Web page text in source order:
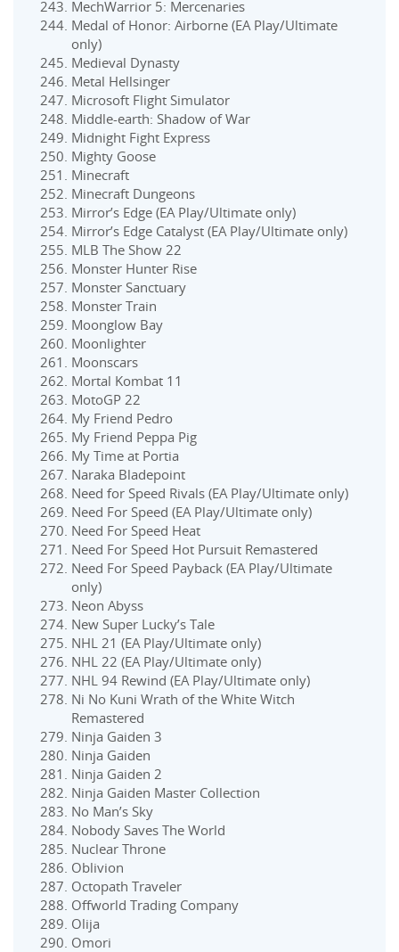
MechWarrior 5: Mercenaries
Medal of Honor: Airborne (EA Play/Ultimate
only)
Medieval Dynasty
Metal Hellsinger
Microsoft Flight Simulator
Middle-earth: Shadow of War
Midnight Fight Express
Mighty Goose
Minecraft
Minecraft Dungeons
Mirror’s Edge (EA Play/Ultimate only)
Mirror’s Edge Catalyst (EA Play/Ultimate only)
MLB The Show 22
Monster Hunter Rise
Monster Sanctuary
Monster Train
Moonglow Bay
Moonlighter
Moonscars
Mortal Kombat 11
MotoGP 22
My Friend Pedro
My Friend Peppa Pig
My Time at Portia
Naraka Bladepoint
Need for Speed Rivals (EA Play/Ultimate only)
Need For Speed (EA Play/Ultimate only)
Need For Speed Heat
Need For Speed Hot Pursuit Remastered
Need For Speed Payback (EA Play/Ultimate
only)
Neon Abyss
New Super Lucky’s Tale
NHL 21 (EA Play/Ultimate only)
NHL 22 (EA Play/Ultimate only)
NHL 94 Rewind (EA Play/Ultimate only)
Ni No Kuni Wrath of the White Witch
Remastered
Ninja Gaiden 3
Ninja Gaiden
Ninja Gaiden 2
Ninja Gaiden Master Collection
No Man’s Sky
Nobody Saves The World
Nuclear Throne
Oblivion
Octopath Traveler
Offworld Trading Company
Olija
Omori